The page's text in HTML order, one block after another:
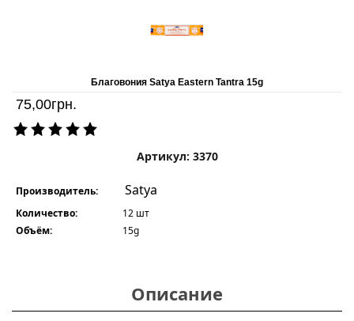
Благовония Satya Eastern Tantra 15g
75,00грн.
Артикул: 3370
Производитель: Satya
Количество:
12 шт
Объём:
15g
Описание